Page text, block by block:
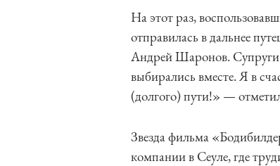
На этот раз,
отправилась в дальнее
Андрей Шаронов. Супруги
выбирались вместе. Я в
(долгого) пути!» —
Звезда фильма
компании в Сеуле, где